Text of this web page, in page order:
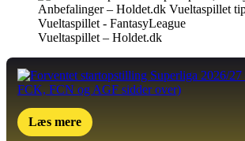
Vueltaspillet – Holdet.dk
Læs mere